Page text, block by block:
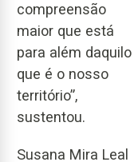
compreensão
maior que está
para além daquilo
que é o nosso
território”,
sustentou.
Susana Mira Leal